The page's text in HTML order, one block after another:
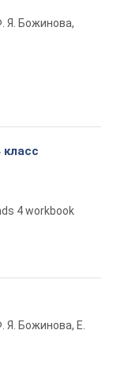
Я. Божинова,
4 workbook
Я. Божинова, Е.